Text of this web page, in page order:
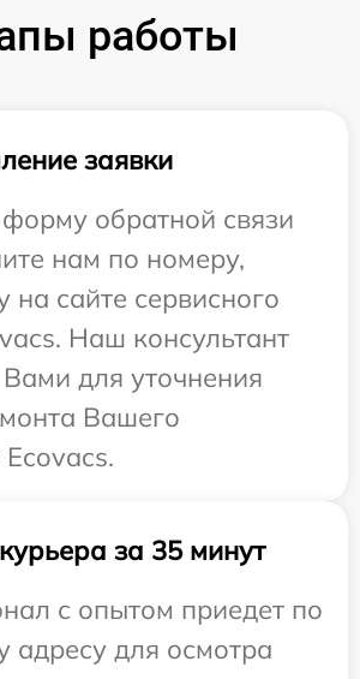
работы
заявки
обратной связи
нам по номеру,
на сайте сервисного
Наш консультант
для уточнения
Вашего
Ecovacs.
за 35 минут
с опытом приедет по
адресу для осмотра